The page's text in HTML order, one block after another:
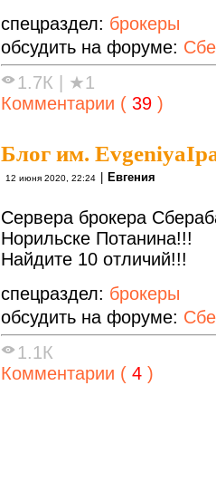
спецраздел: брокеры
обсудить на форуме:
1.7К
★1
Комментарии ( 39 )
Блог им.
12 июня 2020, 22:24 Евгения
Сервера брокера
Норильске Потанина!!!
Найдите 10 отличий!!!
спецраздел: брокеры
обсудить на форуме:
1.1К
Комментарии ( 4 )